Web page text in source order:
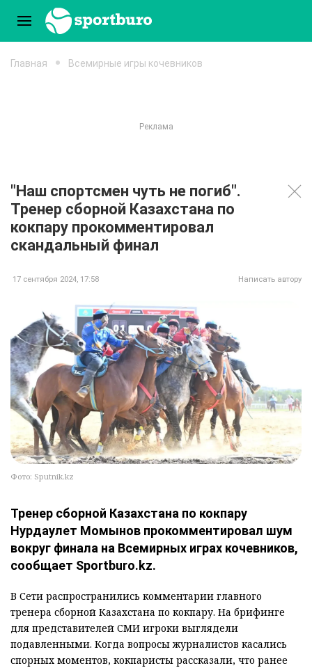
Главная Всемирные игры кочевников
"Наш спортсмен чуть не погиб".
Тренер сборной Казахстана по
кокпару прокомментировал
скандальный финал
17 сентября 2024, 17:58 Написать автору
Фото: Sputnik.kz
Тренер сборной Казахстана по кокпару
Нурдаулет Момынов прокомментировал шум
вокруг финала на Всемирных играх кочевников,
сообщает Sportburo.kz.
В Сети распространились комментарии главного
тренера сборной Казахстана по кокпару. На брифинге
для представителей СМИ игроки выглядели
подавленными. Когда вопросы журналистов касались
спорных моментов, кокпаристы рассказали, что ранее